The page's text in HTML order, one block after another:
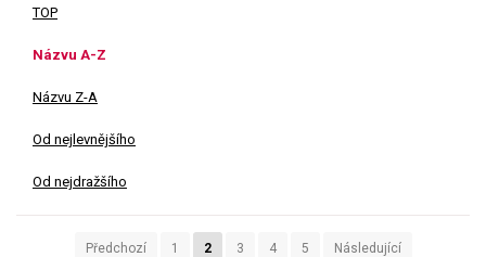
TOP
Názvu A-Z
Názvu Z-A
Od nejlevnějšího
Od nejdražšího
Předchozí 1 2 3 4 5 Následující